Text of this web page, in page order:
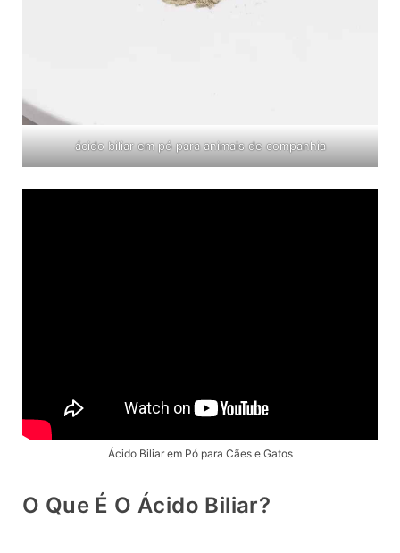
ácido biliar em pó para animais de companhia
Ácido Biliar em Pó para Cães e Gatos
O Que É O Ácido Biliar?